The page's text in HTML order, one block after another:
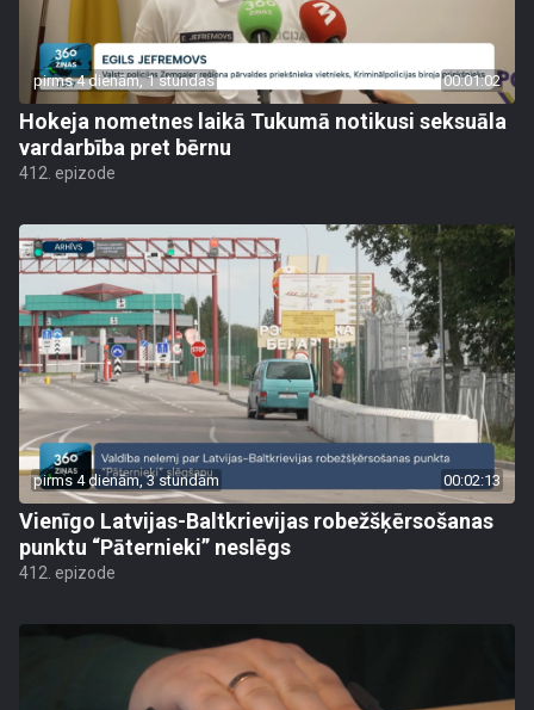
pirms 4 dienām, 1 stundas 00:01:02
Hokeja nometnes laikā Tukumā notikusi seksuāla
vardarbība pret bērnu
412. epizode
pirms 4 dienām, 3 stundām 00:02:13
Vienīgo Latvijas-Baltkrievijas robežšķērsošanas
punktu “Pāternieki” neslēgs
412. epizode